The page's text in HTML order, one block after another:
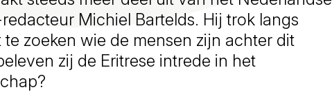
Michiel Bartelds. Hij trok langs
zoeken wie de mensen zijn achter dit
zij de Eritrese intrede in het